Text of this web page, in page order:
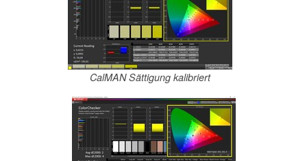
CalMAN Sättigung kalibriert